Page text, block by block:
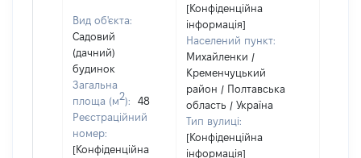
Вид об'єкта:
Садовий
(дачний)
будинок
Загальна
площа (м2):
48
Реєстраційний
номер:
[Конфіденційна
[Конфіденційна
інформація]
Населений пункт:
Михайленки /
Кременчуцький
район / Полтавська
область / Україна
Тип вулиці:
[Конфіденційна
інформація]